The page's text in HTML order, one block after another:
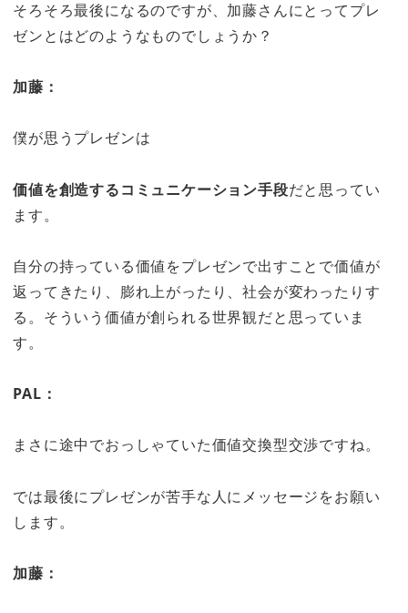
そろそろ最後になるのですが、加藤さんにとってプレ
ゼンとはどのようなものでしょうか？
加藤：
僕が思うプレゼンは
価値を創造するコミュニケーション手段だと思ってい
ます。
自分の持っている価値をプレゼンで出すことで価値が
返ってきたり、膨れ上がったり、社会が変わったりす
る。そういう価値が創られる世界観だと思っていま
す。
PAL：
まさに途中でおっしゃていた価値交換型交渉ですね。
では最後にプレゼンが苦手な人にメッセージをお願い
します。
加藤：